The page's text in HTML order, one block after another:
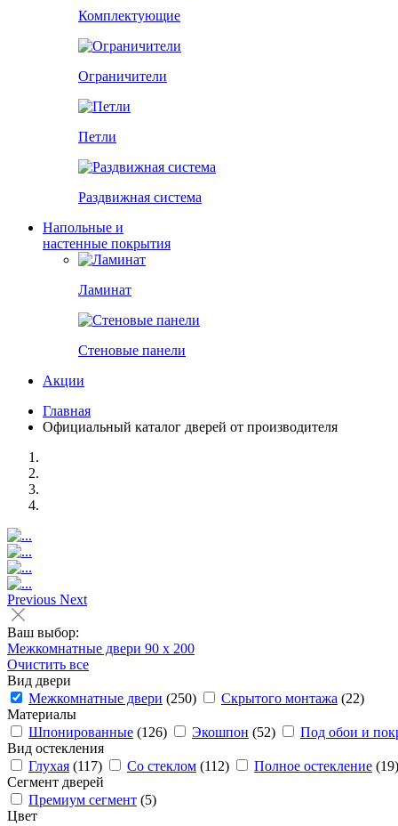
Комплектующие
Ограничители
Петли
Раздвижная система
Напольные и
настенные покрытия
Ламинат
Стеновые панели
Акции
Главная
Официальный каталог дверей от производителя
Previous Next
Ваш выбор:
Межкомнатные двери 90 x 200
Очистить все
Вид двери
Межкомнатные двери (250) Скрытого монтажа (22)
Материалы
Шпонированные (126) Экошпон (52) Под обои и
Вид остекления
Глухая (117) Со стеклом (112) Полное остекление (19)
Сегмент дверей
Премиум сегмент (5)
Цвет